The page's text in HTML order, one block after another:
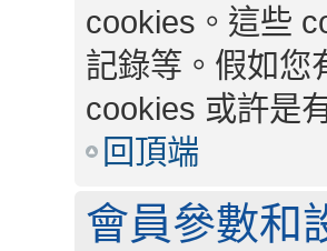
cookies。這些
記錄等。假如您
cookies 或許是
回頂端
會員參數和